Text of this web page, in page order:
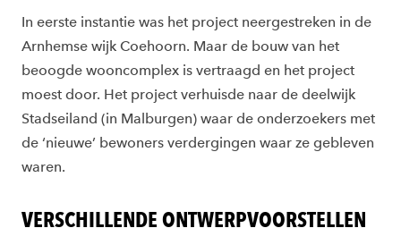
In eerste instantie was het project neergestreken in de
Arnhemse wijk Coehoorn. Maar de bouw van het
beoogde wooncomplex is vertraagd en het project
moest door. Het project verhuisde naar de deelwijk
Stadseiland (in Malburgen) waar de onderzoekers met
de ‘nieuwe’ bewoners verdergingen waar ze gebleven
waren.
VERSCHILLENDE ONTWERPVOORSTELLEN